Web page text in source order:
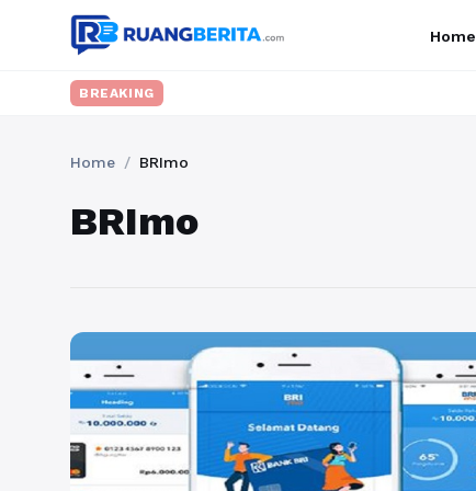
Home
BREAKING
Home / BRImo
BRImo